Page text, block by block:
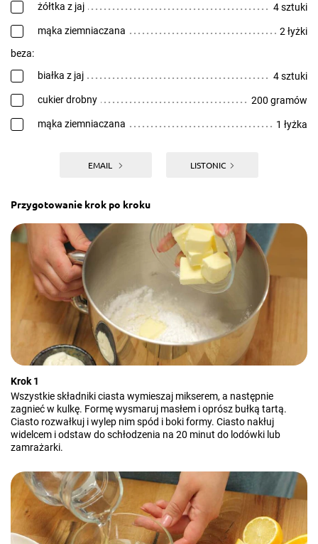
żółtka z jaj 4 sztuki
mąka ziemniaczana
2 łyżki
beza:
białka z jaj
4 sztuki
cukier drobny 200 gramów
mąka ziemniaczana 1 łyżka
EMAIL LISTONIC
Przygotowanie krok po kroku
Krok 1
Wszystkie składniki ciasta wymieszaj mikserem, a następnie
zagnieć w kulkę. Formę wysmaruj masłem i oprósz bułką tartą.
Ciasto rozwałkuj i wylep nim spód i boki formy. Ciasto nakłuj
widelcem i odstaw do schłodzenia na 20 minut do lodówki lub
zamrażarki.